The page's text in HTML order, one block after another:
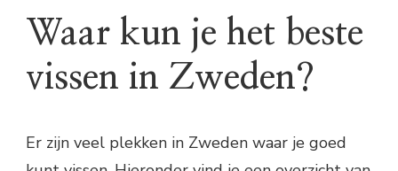
Waar kun je het beste
vissen in Zweden?
Er zijn veel plekken in Zweden waar je goed